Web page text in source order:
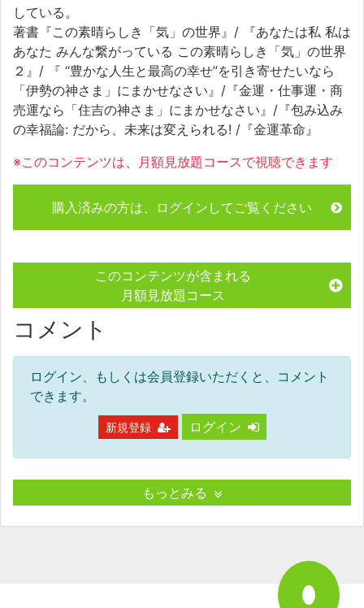
している。
著書『この素晴らしき「気」の世界』/ 『あなたは私 私は
あなた みんな繋がっている この素晴らしき「気」の世界
２』/ 『 “豊かな人生と最高の幸せ”を引き寄せたいなら
「伊勢の神さま」にまかせなさい』/『金運・仕事運・商
売運なら「住吉の神さま」にまかせなさい』/『包み込み
の幸福論: だから、未来は変えられる! /『金運革命』
※このコンテンツは、月額見放題コースで視聴できます
購入済みの方は、ログインしてご覧ください
このコンテンツが含まれる
月額見放題コース
コメント
ログイン、もしくは会員登録いただくと、コメント
できます。
新規登録 ログイン
もっとみる